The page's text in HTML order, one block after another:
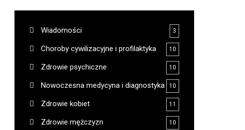
Wiadomości 3
Choroby cywilizacyjne i profilaktyka 10
Zdrowie psychiczne 10
Nowoczesna medycyna i diagnostyka 10
Zdrowie kobiet 11
Zdrowie mężczyzn 10